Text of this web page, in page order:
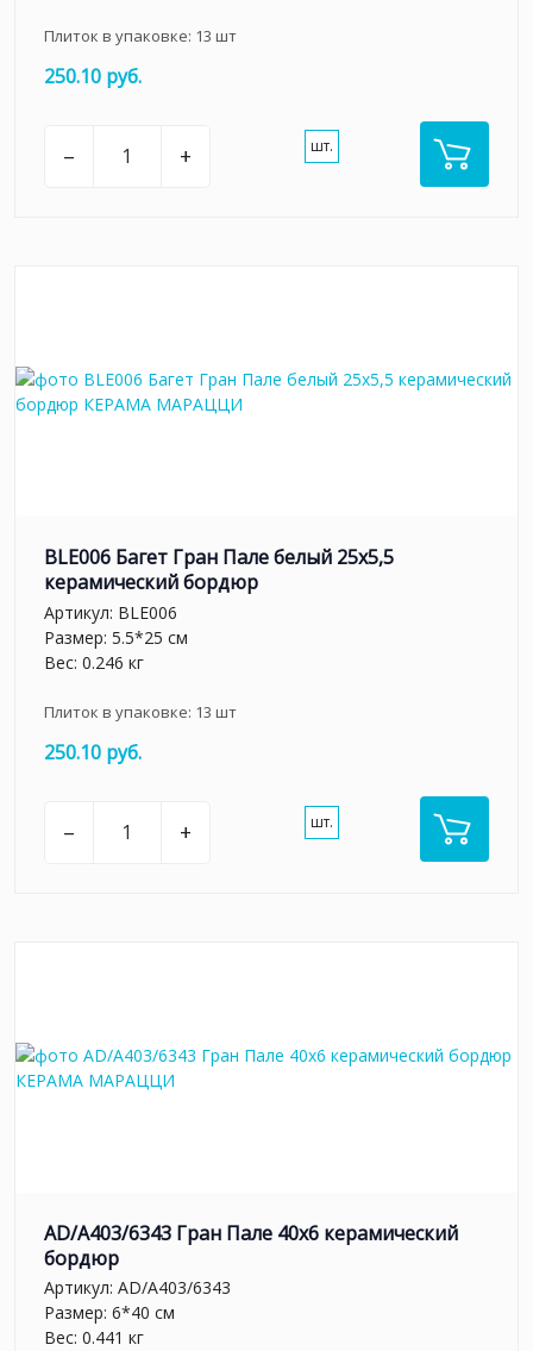
Плиток в упаковке: 13 шт
250.10 руб.
– + шт.
BLE006 Багет Гран Пале белый 25x5,5
керамический бордюр
Артикул: BLE006
Размер: 5.5*25 см
Вес: 0.246 кг
Плиток в упаковке: 13 шт
250.10 руб.
– + шт.
AD/A403/6343 Гран Пале 40x6 керамический
бордюр
Артикул: AD/A403/6343
Размер: 6*40 см
Вес: 0.441 кг